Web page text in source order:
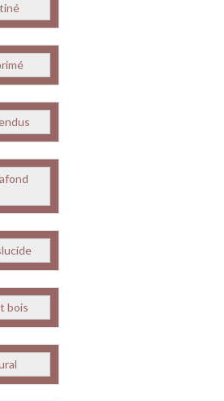
bois